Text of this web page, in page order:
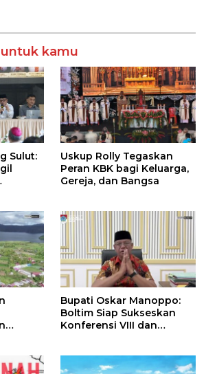
kamu
Sulut:
Uskup Rolly Tegaskan
Peran KBK bagi Keluarga,
Gereja, dan Bangsa
Bupati Oskar Manoppo:
Boltim Siap Sukseskan
Konferensi VIII dan
Manado